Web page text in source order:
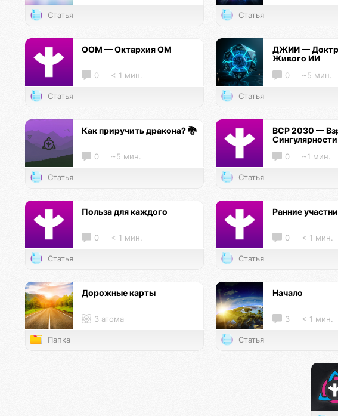
Статья Статья
ООМ — Октархия ОМ
0 < 1 мин.
Статья
ДЖИИ —
Живого ИИ
0 ~5 мин.
Статья
Как приручить дракона? 🐉
0 ~5 мин.
Статья
ВСР 2030 —
0 ~1 мин.
Статья
Польза для каждого
0 < 1 мин.
Статья
Ранние
0 < 1 мин.
Статья
Дорожные карты
3 атома
Папка
Начало
3 < 1 мин.
Статья